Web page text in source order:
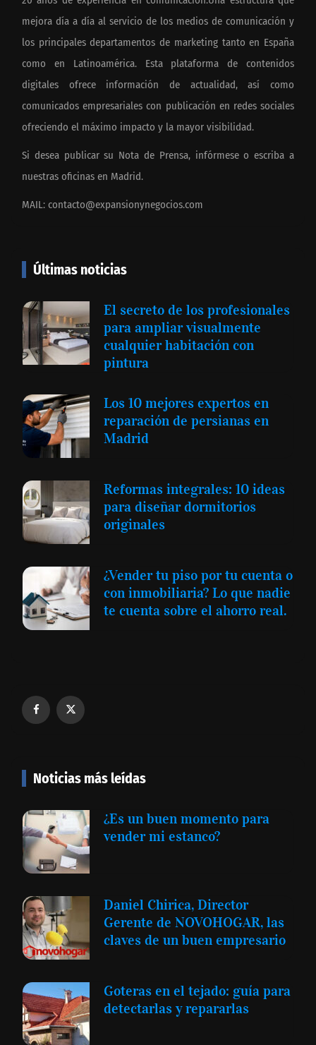
mejora día a día al servicio de los medios de comunicación y
los principales departamentos de marketing tanto en España
como en Latinoamérica. Esta plataforma de contenidos
digitales ofrece información de actualidad, así como
comunicados empresariales con publicación en redes sociales
ofreciendo el máximo impacto y la mayor visibilidad.
Si desea publicar su Nota de Prensa, infórmese o escriba a
nuestras oficinas en Madrid.
MAIL: contacto@expansionynegocios.com
Últimas noticias
El secreto de los profesionales
para ampliar visualmente
cualquier habitación con
pintura
Los 10 mejores expertos en
reparación de persianas en
Madrid
Reformas integrales: 10 ideas
para diseñar dormitorios
originales
¿Vender tu piso por tu cuenta o
con inmobiliaria? Lo que nadie
te cuenta sobre el ahorro real.
Noticias más leídas
¿Es un buen momento para
vender mi estanco?
Daniel Chirica, Director
Gerente de NOVOHOGAR, las
claves de un buen empresario
Goteras en el tejado: guía para
detectarlas y repararlas